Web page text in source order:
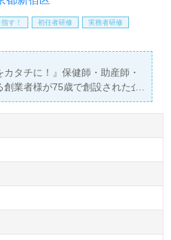
す！ 初任者研修 実務者研修
タチに！』保健師・助産師・
業者様が75歳で創設された企
316,700円～325,000円 /賞与
格者向け求人＊『江戸川橋
床室）『しまナーシングホー
シングホーム（本社：東京都
都、神奈川県、茨城県を中心
人ホーム、住宅型有料老人ホー